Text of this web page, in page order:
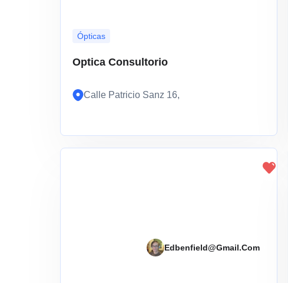
Ópticas
Optica Consultorio
Calle Patricio Sanz 16,
Edbenfield@gmail.com